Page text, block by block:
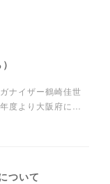
ナイザー鶴崎佳世
度より大阪府に…
ついて